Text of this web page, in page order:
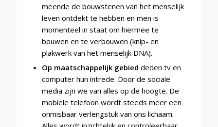
meende de bouwstenen van het menselijk
leven ontdekt te hebben en men is
momenteel in staat om hiermee te
bouwen en te verbouwen (knip- en
plakwerk van het menselijk DNA).
Op maatschappelijk gebied deden tv en
computer hun intrede. Door de sociale
media zijn we van alles op de hoogte. De
mobiele telefoon wordt steeds meer een
onmisbaar verlengstuk van ons lichaam.